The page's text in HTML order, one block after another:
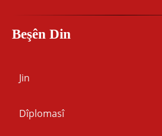
Beşên Din
Jin
Dîplomasî